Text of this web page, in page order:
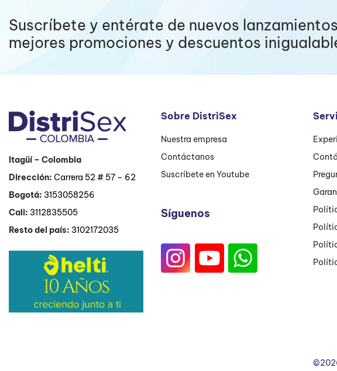
Suscríbete y entérate de nuevos
mejores promociones y descuentos
Itagüí– Colombia
Dirección: Carrera 52 # 57 – 62
Bogotá: 3153058256
Cali: 3112835505
Resto del país: 3102172035
Sobre DistriSex
Nuestra empresa
Contáctanos
Suscríbete en Youtube
Síguenos